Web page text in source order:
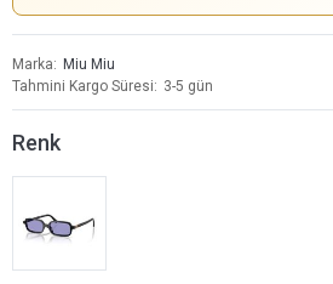
Marka
Miu Miu
Tahmini Kargo Süresi
3-5 gün
Renk